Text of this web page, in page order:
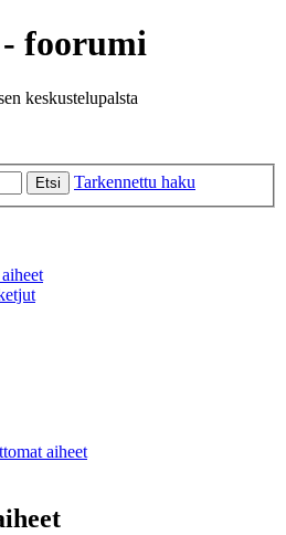
foorumi
keskustelupalsta
Etsi Tarkennettu haku
aiheet